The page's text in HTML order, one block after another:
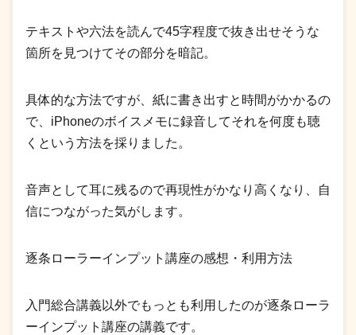
テキストや六法を読んで45字程度で抜き出せそうな
箇所を見つけてその部分を暗記。
具体的な方法ですが、紙に書き出すと時間がかかるの
で、iPhoneのボイスメモに録音してそれを何度も聴
くという方法を採りました。
音声として耳に残るので再現性がかなり高くなり、自
信につながった気がします。
逐条ローラーインプット講座の感想・利用方法
入門総合講義以外でもっとも利用したのが逐条ローラ
ーインプット講座の講義です。